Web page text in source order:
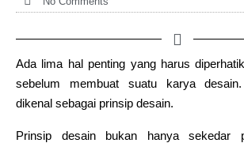
Ada lima hal penting yang harus
sebelum membuat suatu karya
dikenal sebagai prinsip desain.
Prinsip desain bukan hanya sekedar